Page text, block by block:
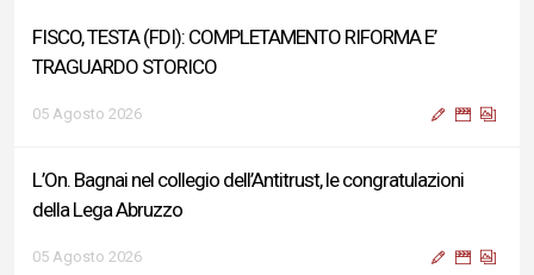
FISCO, TESTA (FDI): COMPLETAMENTO RIFORMA E’
TRAGUARDO STORICO
05 Agosto 2026
L’On. Bagnai nel collegio dell’Antitrust, le congratulazioni
della Lega Abruzzo
05 Agosto 2026